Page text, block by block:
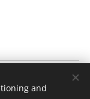
and